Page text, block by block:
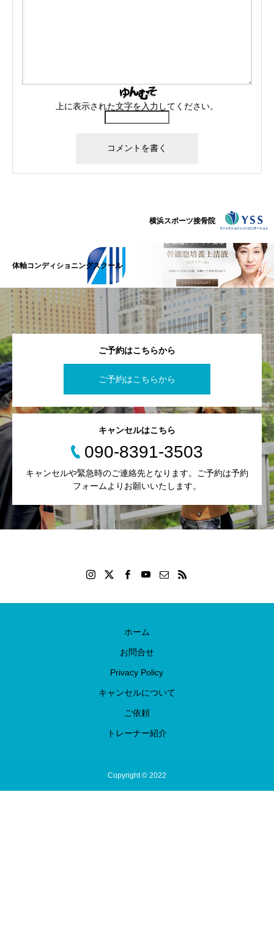
上に表示された文字を入力してください。
横浜スポーツ接骨院
体軸コンディショニングスクール
ご予約はこちらから
ご予約はこちらから
キャンセルはこちら
090-8391-3503
キャンセルや緊急時のご連絡先となります。ご予約は予約
フォームよりお願いいたします。
ホーム
お問合せ
Privacy Policy
キャンセルについて
ご依頼
トレーナー紹介
Copyright © 2022